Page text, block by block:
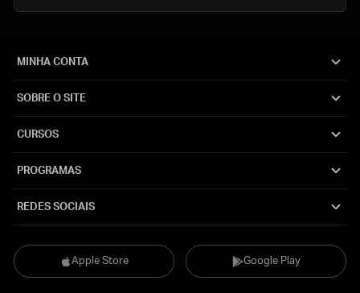
Apple Store Google Play
MINHA CONTA
SOBRE O SITE
CURSOS
PROGRAMAS
REDES SOCIAIS